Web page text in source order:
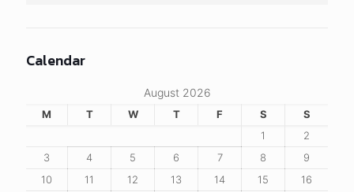
Calendar
August 2026
M T W T F S
S
1
2
3
4 5 6 7 8
9
10
11 12 13 14 15
16